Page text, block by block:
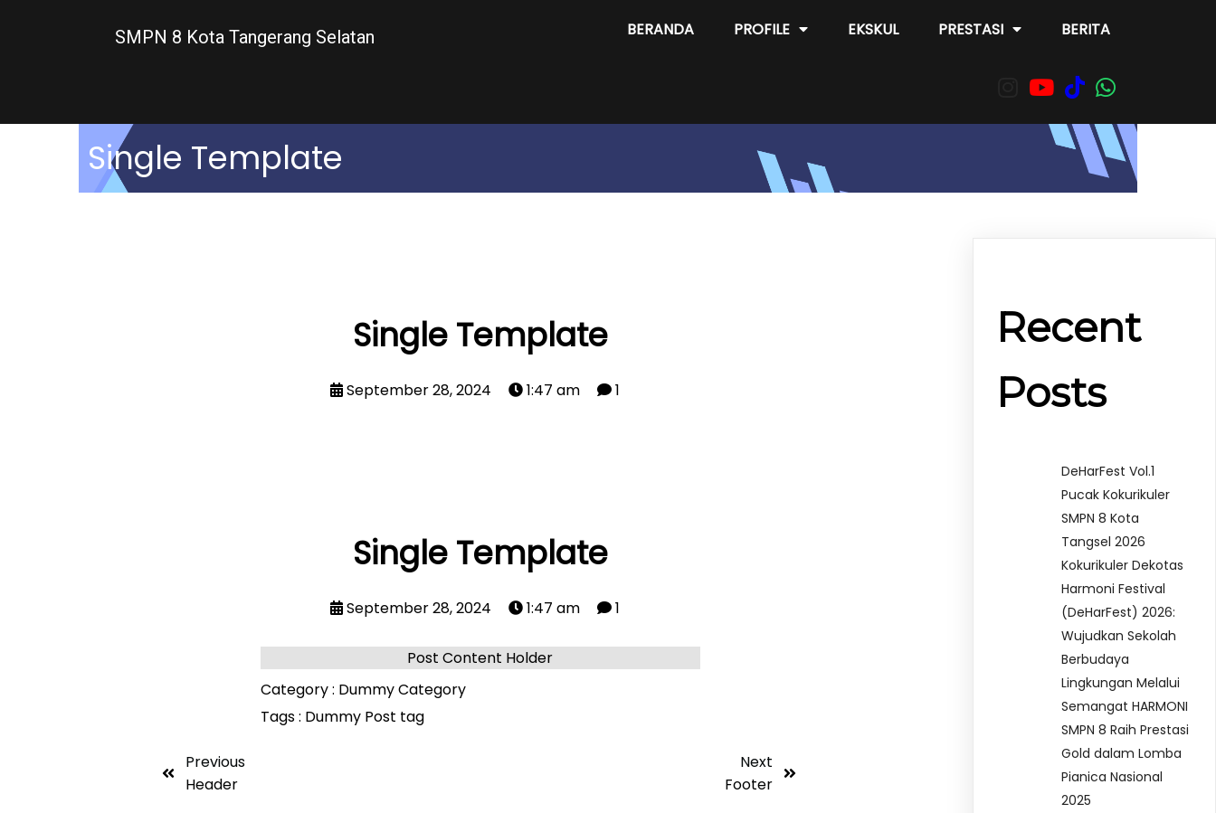
SMPN 8 Kota Tangerang Selatan BERANDA PROFILE EKSKUL PRESTASI BERITA
Single Template
Single Template
September 28, 2024 1:47 am 1
Single Template
September 28, 2024 1:47 am 1
Post Content Holder
Category : Dummy Category
Tags : Dummy Post tag
Previous
Header
Next
Footer
Recent
Posts
DeHarFest Vol.1
Pucak Kokurikuler
SMPN 8 Kota
Tangsel 2026
Kokurikuler Dekotas
Harmoni Festival
(DeHarFest) 2026:
Wujudkan Sekolah
Berbudaya
Lingkungan Melalui
Semangat HARMONI
SMPN 8 Raih Prestasi
Gold dalam Lomba
Pianica Nasional
2025